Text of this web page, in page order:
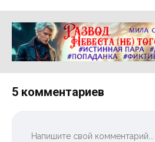
Реклама 16+ АО «ЛитГород»
5 комментариев